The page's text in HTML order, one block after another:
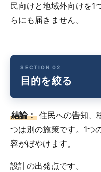
民向けと地域外向けを1
らにも届きません。
目的を絞る
結論： 住民への告知、
つは別の施策です。1つ
容がぼやけます。
設計の出発点です。